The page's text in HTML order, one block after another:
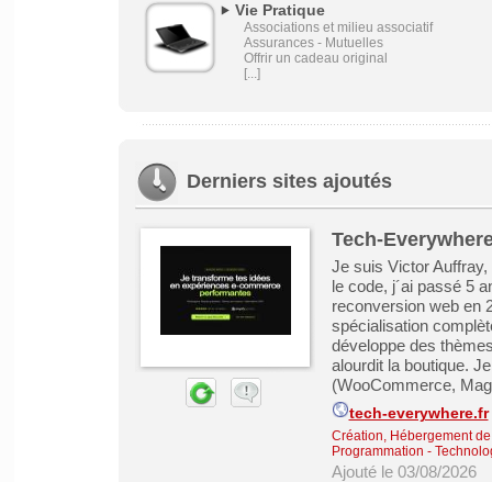
Vie Pratique
Associations et milieu associatif
Assurances - Mutuelles
Offrir un cadeau original
[...]
Derniers sites ajoutés
Tech-
Je suis Victor
le code, j´ai passé 5
reconversion web en
spécialisation
développe des
alourdit la boutique.
(WooCommerce,
tech-everywhere.fr
Création, Hébergement
Programmation -
Ajouté le 03/08/2026